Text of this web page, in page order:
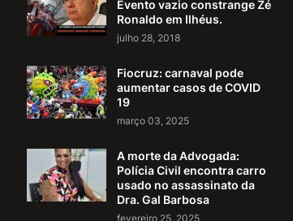
Evento vazio constrange Zé
Ronaldo em Ilhéus.
julho 28, 2018
Fiocruz: carnaval pode
aumentar casos de COVID
19
março 03, 2025
A morte da Advogada:
Polícia Civil encontra carro
usado no assassinato da
Dra. Gal Barbosa
fevereiro 25, 2025